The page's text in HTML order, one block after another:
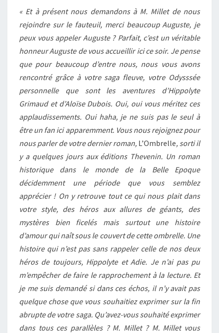
« Et à présent nous demandons à M. Millet de nous
rejoindre sur le fauteuil, merci beaucoup Auguste, je
peux vous appeler Auguste ? Parfait, c’est un véritable
honneur Auguste de vous accueillir ici ce soir. Je pense
que pour beaucoup d’entre nous, nous vous avons
rencontré grâce à votre saga fleuve, votre Odysssée
personnelle que sont les aventures d’Hippolyte
Grimaud et d’Aloïse Dubois. Oui, oui vous méritez ces
applaudissements. Oui haha, je ne suis pas le seul à
être un fan ici apparemment. Vous nous rejoignez pour
nous parler de votre dernier roman, L’Ombrelle, sorti il
y a quelques jours aux éditions Thevenin. Un roman
historique dans le monde de la Belle Epoque
décidemment une période que vous semblez
apprécier ! On y retrouve tout ce qui nous plait dans
votre style, des héros aux allures de géants, des
mystères bien ficelés mais surtout une histoire
d’amour qui naît sous le couvert de cette ombrelle. Une
histoire qui n’est pas sans rappeler celle de nos deux
héros de toujours, Hippolyte et Adie. Je n’ai pas pu
m’empêcher de faire le rapprochement à la lecture. Et
je me suis demandé si dans ces échos, il n’y avait pas
quelque chose que vous souhaitiez exprimer sur la fin
abrupte de votre saga. Qu’avez-vous souhaité exprimer
dans tous ces parallèles ? M. Millet ? M. Millet vous